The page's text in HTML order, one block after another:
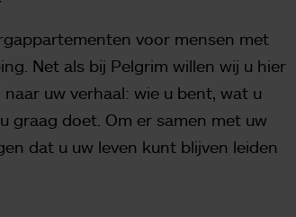
voor mensen met
Net als bij Pelgrim willen wij u hier
uw verhaal: wie u bent, wat u
graag doet. Om er samen met uw
dat u uw leven kunt blijven leiden